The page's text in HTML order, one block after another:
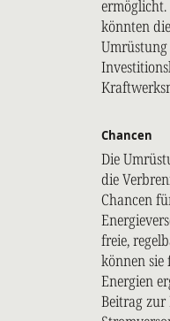
ermöglicht.
könnten
Chancen
Die
die
Chancen
freie,
können
Energien
Beitrag